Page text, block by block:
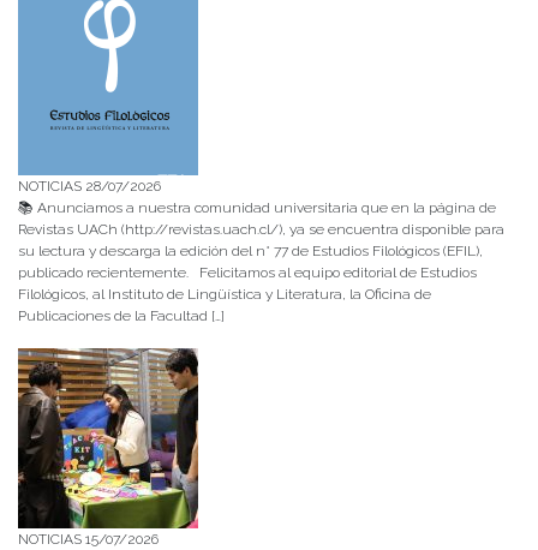
NOTICIAS 28/07/2026
📚 Anunciamos a nuestra comunidad universitaria que en la página de
Revistas UACh (http://revistas.uach.cl/), ya se encuentra disponible para
su lectura y descarga la edición del n° 77 de Estudios Filológicos (EFIL),
publicado recientemente. Felicitamos al equipo editorial de Estudios
Filológicos, al Instituto de Lingüística y Literatura, la Oficina de
Publicaciones de la Facultad […]
NOTICIAS 15/07/2026